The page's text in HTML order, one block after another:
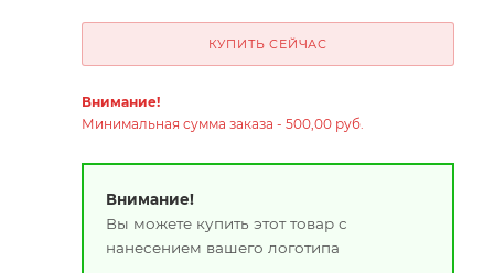
КУПИТЬ СЕЙЧАС
Внимание!
Минимальная сумма заказа - 500,00 руб.
Внимание!
Вы можете купить этот товар с
нанесением вашего логотипа